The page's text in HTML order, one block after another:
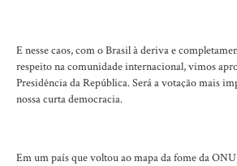
E nesse caos, com o Brasil à deriva e
respeito na comunidade internacional, vimos
Presidência da República. Será a votação mais
nossa curta democracia.
Em um país que voltou ao mapa da fome da